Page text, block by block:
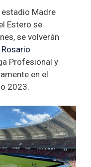
estadio Madre
Estero se
se volverán
Rosario
Profesional y
en el
2023.